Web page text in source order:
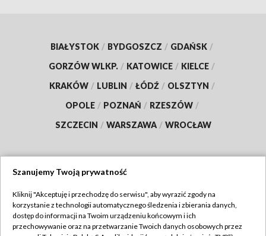
BIAŁYSTOK / BYDGOSZCZ / GDAŃSK /
GORZÓW WLKP. / KATOWICE / KIELCE /
KRAKÓW / LUBLIN / ŁÓDŹ / OLSZTYN /
OPOLE / POZNAŃ / RZESZÓW /
SZCZECIN / WARSZAWA / WROCŁAW
TVP
Abonament TVP
Regulamin TVP
Szanujemy Twoją prywatność
Kliknij "Akceptuję i przechodzę do serwisu", aby wyrazić zgody na
korzystanie z technologii automatycznego śledzenia i zbierania danych,
dostęp do informacji na Twoim urządzeniu końcowym i ich
przechowywanie oraz na przetwarzanie Twoich danych osobowych przez